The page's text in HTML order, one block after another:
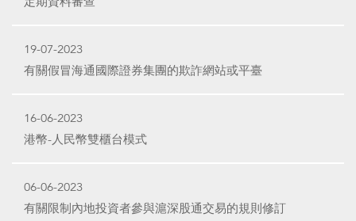
19-07-2023
有關假冒海通國際證券集團的欺詐網站或平臺
16-06-2023
港幣-人民幣雙櫃台模式
06-06-2023
有關限制內地投資者參與滬深股通交易的規則修訂